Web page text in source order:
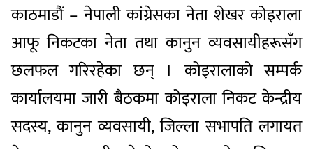
काठमाडौं – नेपाली कांग्रेसका नेता शेखर कोइराला
आफू निकटका नेता तथा कानुन व्यवसायीहरूसँग
छलफल गरिरहेका छन् । कोइरालाको सम्पर्क
कार्यालयमा जारी बैठकमा कोइराला निकट केन्द्रीय
सदस्य, कानुन व्यवसायी, जिल्ला सभापति लगायत